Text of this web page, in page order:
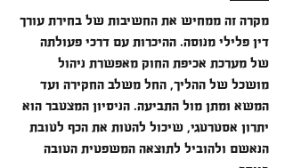
מקרה זה ממחיש את החשיבות של בחירת עורך
דין פלילי מנוסה. ההיכרות עם דרכי פעולתה
של מערכת אכיפת החוק מאפשרת ניהול
מושכל של ההליך, החל משלב החקירה ועד
המשא ומתן מול התביעה. הניסיון המצטבר הוא
יתרון אסטרטגי, שיכול להטות את הכף לטובת
הנאשם ולהוביל לתוצאה המשפטית הטובה